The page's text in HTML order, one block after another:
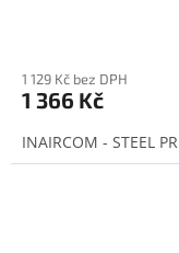
1 129 Kč bez DPH
1 366 Kč
INAIRCOM - STEEL